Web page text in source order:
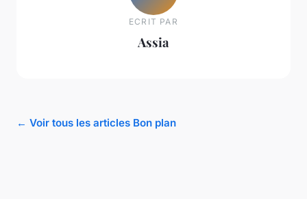
ECRIT PAR
Assia
← Voir tous les articles Bon plan